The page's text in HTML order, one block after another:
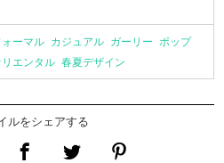
ーマル カジュアル ガーリー ポップ
エンタル 春夏デザイン
ルをシェアする